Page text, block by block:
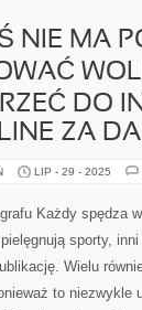
NIE MA
DO
ZA
LIP - 29 - 2025
Każdy spędza
sporty,
Wielu
to niezwykle